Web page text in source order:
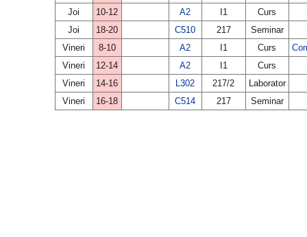
Joi
10-12 A2 I1
Curs
Joi
18-20 C510 217
Seminar
Vineri
8-10 A2 I1 Curs
Vineri
12-14 A2 I1
Curs
Vineri
14-16 L302 217/2
Laborator
Vineri
16-18 C514 217 Seminar